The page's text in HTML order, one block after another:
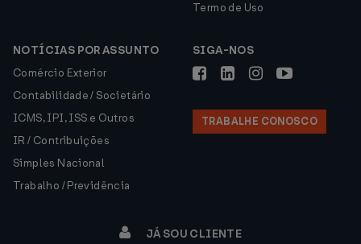
Termo de Uso
NOTÍCIAS POR ASSUNTO
Comércio Exterior
Contabilidade / Societário
ICMS, IPI, ISS e Outros
IR / Contribuições
Simples Nacional
Trabalho / Previdência
SIGA-NOS
TRABALHE CONOSCO
JÁ SOU CLIENTE